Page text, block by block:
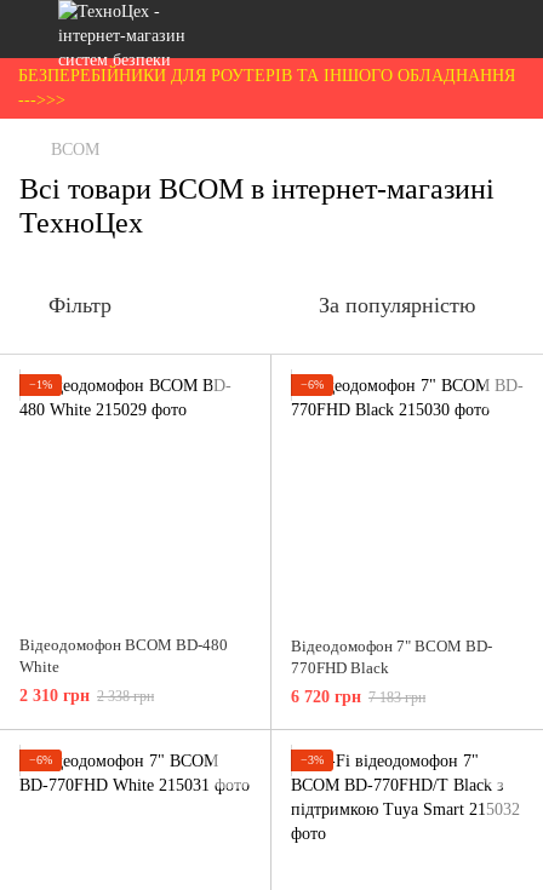
БЕЗПЕРЕБІЙНИКИ ДЛЯ РОУТЕРІВ ТА ІНШОГО ОБЛАДНАННЯ
--->>>
BCOM
Всі товари BCOM в інтернет-магазині
ТехноЦех
Фільтр За популярністю
−1%
Відеодомофон BCOM BD-480
White
2 310 грн 2 338 грн
−6%
Відеодомофон 7" BCOM BD-
770FHD Black
6 720 грн 7 183 грн
−6% −3%